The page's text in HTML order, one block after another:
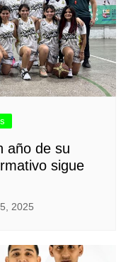
año de su
sigue
2025